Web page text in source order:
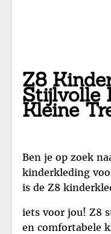
Z8
Stijlvolle
Kleine
Ben je op zoek
kinderkleding
is de Z8
iets voor jou! Z8
en comfortabele